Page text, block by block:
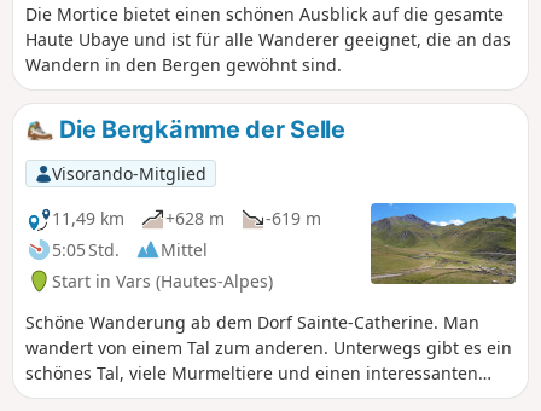
Die Mortice bietet einen schönen Ausblick auf die gesamte
Haute Ubaye und ist für alle Wanderer geeignet, die an das
Wandern in den Bergen gewöhnt sind.
Die Bergkämme der Selle
Visorando-Mitglied
11,49 km
+628 m
-619 m
5:05 Std.
Mittel
Start in Vars (Hautes-Alpes)
Schöne Wanderung ab dem Dorf Sainte-Catherine. Man
wandert von einem Tal zum anderen. Unterwegs gibt es ein
schönes Tal, viele Murmeltiere und einen interessanten
Abstieg entlang des Wildbachs Chagnon zu sehen.